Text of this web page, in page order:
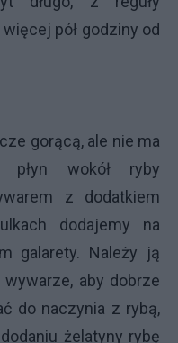
pół godziny od
gorącą, ale nie ma
płyn wokół ryby
z dodatkiem
dodajemy na
galarety. Należy ją
aby dobrze
do naczynia z rybą,
żelatyny rybę